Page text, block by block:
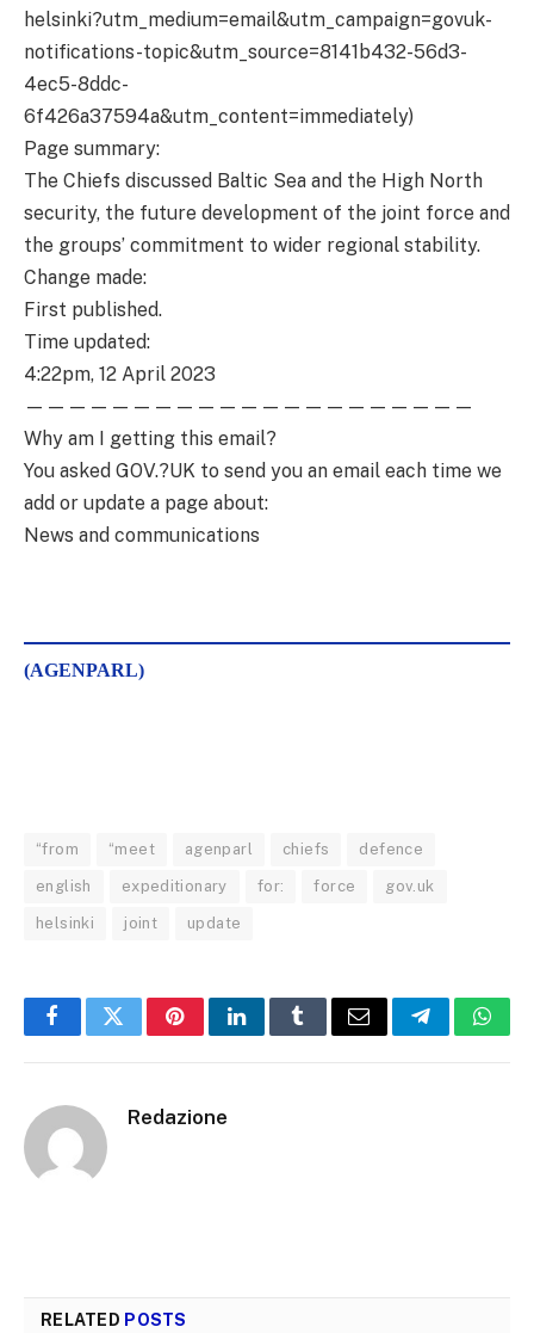
helsinki?utm_medium=email&utm_campaign=govuk-
notifications-topic&utm_source=8141b432-56d3-
4ec5-8ddc-
6f426a37594a&utm_content=immediately)
Page summary:
The Chiefs discussed Baltic Sea and the High North
security, the future development of the joint force and
the groups’ commitment to wider regional stability.
Change made:
First published.
Time updated:
4:22pm, 12 April 2023
—————————————————————
Why am I getting this email?
You asked GOV.?UK to send you an email each time we
add or update a page about:
News and communications
(AGENPARL)
“from “meet agenparl chiefs defence
english expeditionary for: force gov.uk
helsinki joint update
FacebookTwitterPinterestLinkedInTumblrEmail Telegram
Redazione
RELATED POSTS